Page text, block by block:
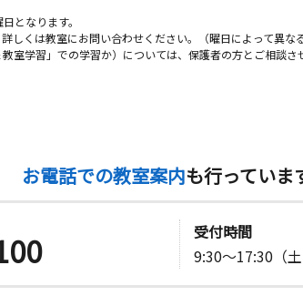
となります。
くは教室にお問い合わせください。（曜日によって異な
学習」での学習か）については、保護者の方とご相談さ
お電話での教室案内も行っていま
受付時間
9:30～17:30（土